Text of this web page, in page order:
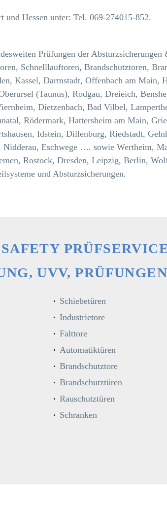
Hessen unter: Tel. 069-274015-852.
Prüfungen der
Schnelllauftoren, Brandschutztoren,
Kassel, Darmstadt, Offenbach am
(Taunus), Rodgau, Dreieich,
Dietzenbach, Bad Vilbel,
Rödermark, Hattersheim am Main,
Idstein, Dillenburg, Riedstadt,
Eschwege …. sowie Wertheim,
Rostock, Dresden, Leipzig, Berlin,
und Absturzsicherungen.
UVV,
Schiebetüren
Industrietore
Falttore
Automatiktüren
Brandschutztore
Brandschutztüren
Rauschutztüren
Schranken